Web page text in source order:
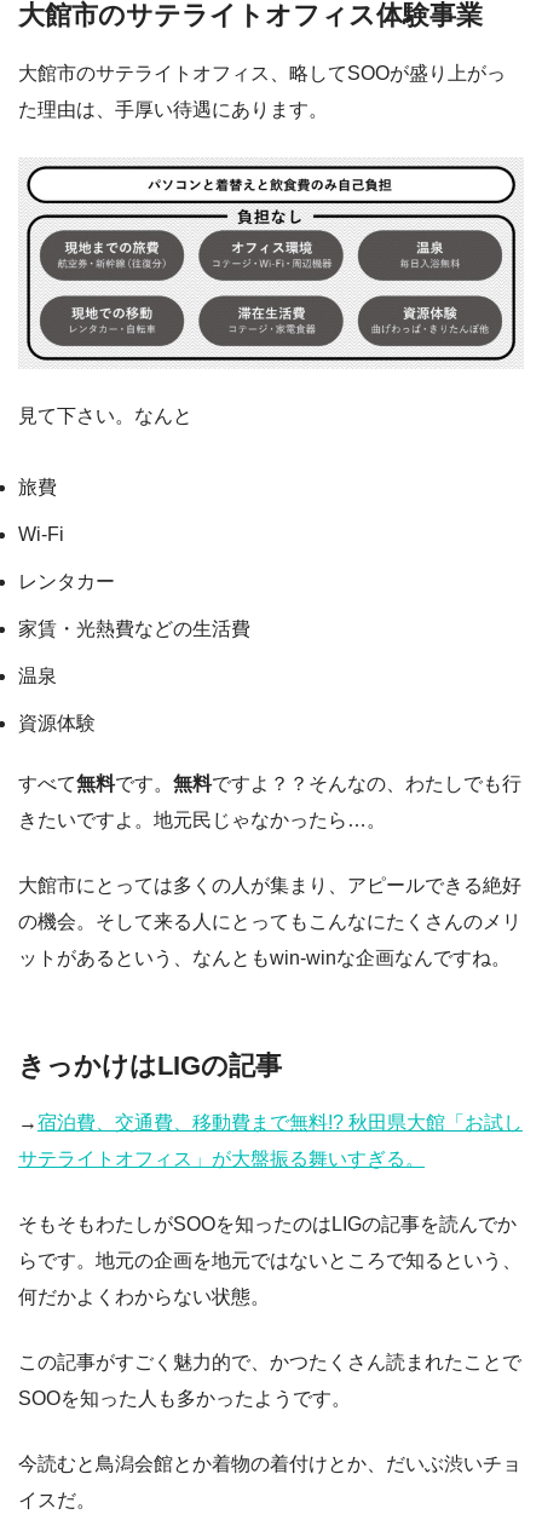
大館市のサテライトオフィス体験事業
大館市のサテライトオフィス、略してSOOが盛り上がっ
た理由は、手厚い待遇にあります。
見て下さい。なんと
旅費
Wi-Fi
レンタカー
家賃・光熱費などの生活費
温泉
資源体験
すべて無料です。 無料ですよ？？そんなの、わたしでも行
きたいですよ。地元民じゃなかったら…。
大館市にとっては多くの人が集まり、アピールできる絶好
の機会。そして来る人にとってもこんなにたくさんのメリ
ットがあるという、なんともwin-winな企画なんですね。
きっかけはLIGの記事
→宿泊費、交通費、移動費まで無料!? 秋田県大館「お試し
サテライトオフィス」が大盤振る舞いすぎる。
そもそもわたしがSOOを知ったのはLIGの記事を読んでか
らです。地元の企画を地元ではないところで知るという、
何だかよくわからない状態。
この記事がすごく魅力的で、かつたくさん読まれたことで
SOOを知った人も多かったようです。
今読むと鳥潟会館とか着物の着付けとか、だいぶ渋いチョ
イスだ。